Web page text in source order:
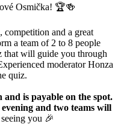
Osmička! 🏆🍻
and a great
a team of 2 to 8 people
that will guide you through
moderator Honza
quiz.
is payable on the spot.
and two teams will
you 🎉